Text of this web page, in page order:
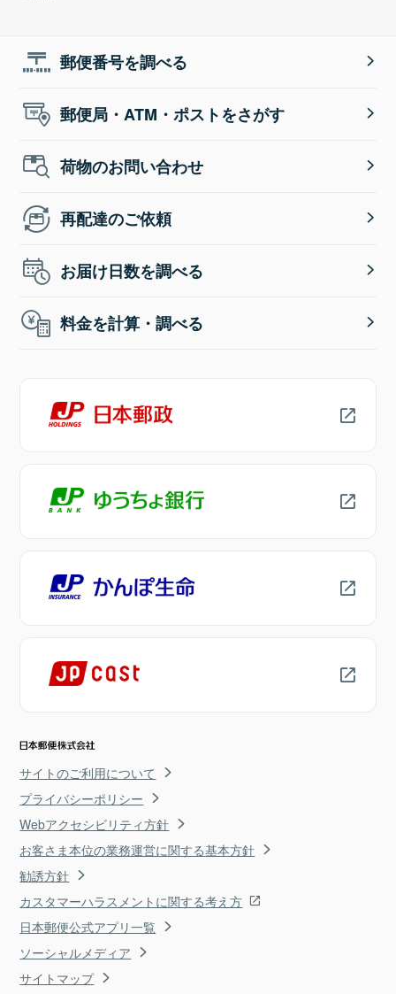
郵便番号を調べる
郵便局・ATM・ポストをさがす
荷物のお問い合わせ
再配達のご依頼
お届け日数を調べる
料金を計算・調べる
サイトのご利用について
プライバシーポリシー
Webアクセシビリティ方針
お客さま本位の業務運営に関する基本方針
勧誘方針
カスタマーハラスメントに関する考え方
日本郵便公式アプリ一覧
ソーシャルメディア
サイトマップ